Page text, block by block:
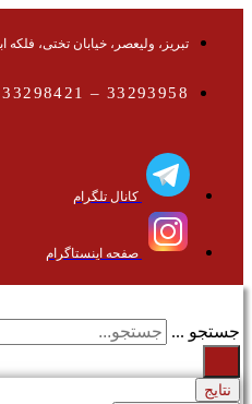
تبریز، ولیعصر، خیابان تختی،
33293958 – 33298421 – ( 041)
کانال تلگرام
صفحه اینستاگرام
جستجو ...
نتایج